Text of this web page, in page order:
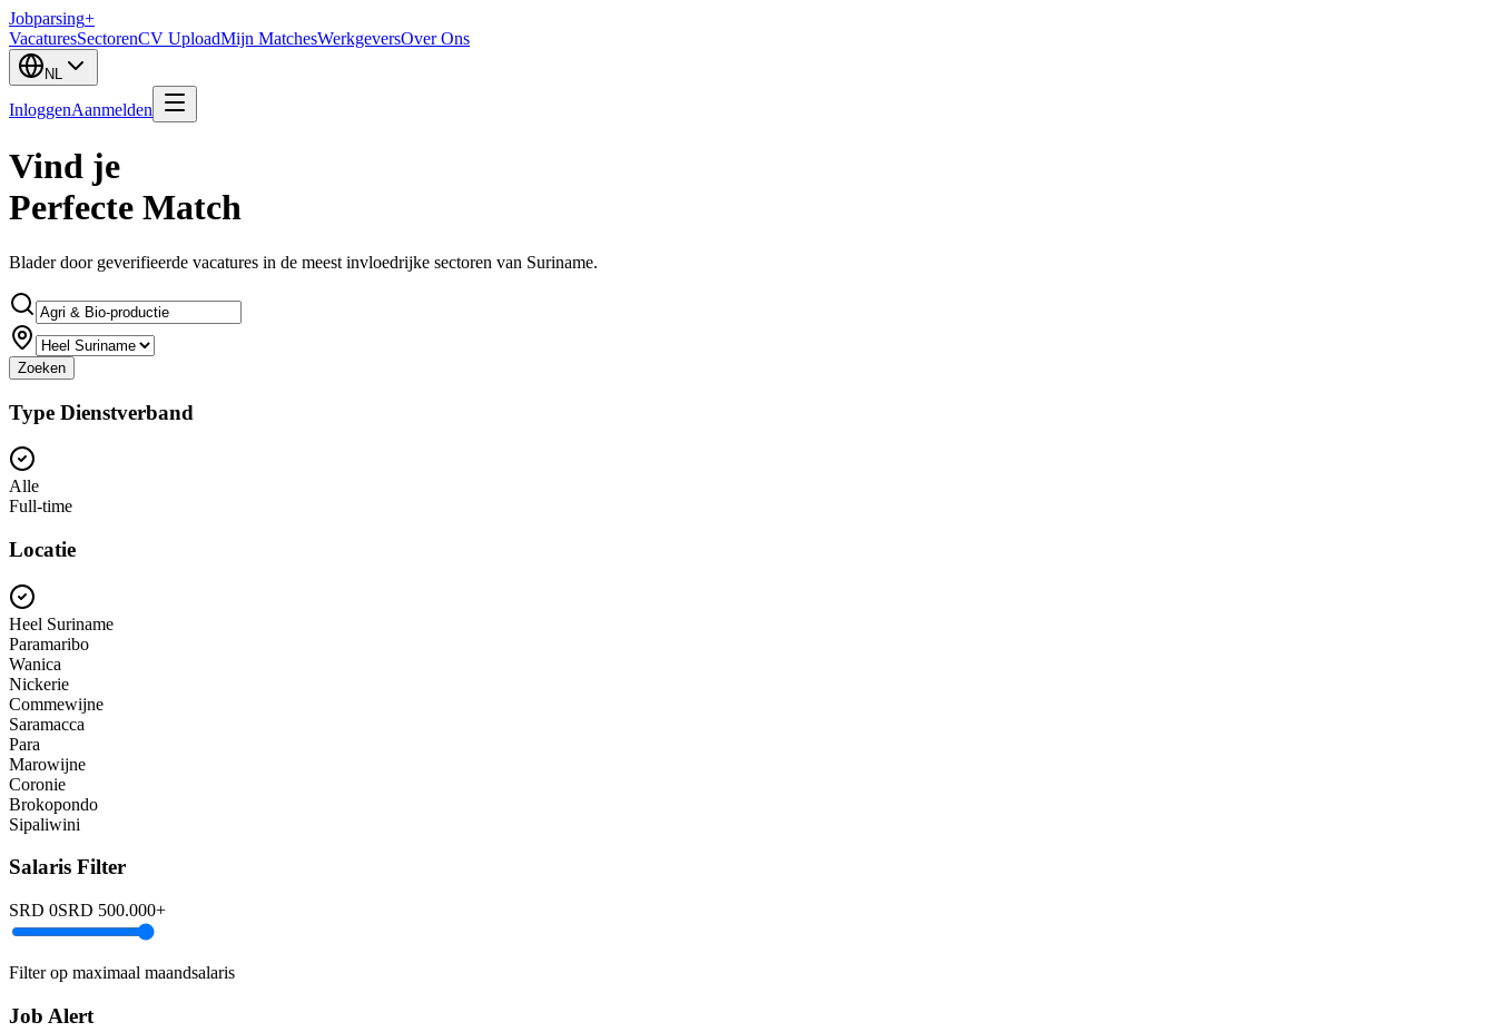
Jobparsing+
VacaturesSectorenCV UploadMijn MatchesWerkgeversOver Ons
NL
InloggenAanmelden
Vind je
Perfecte Match
Blader door geverifieerde vacatures in de meest invloedrijke sectoren van Suriname.
Zoeken
Type Dienstverband
Alle
Full-time
Locatie
Heel Suriname
Paramaribo
Wanica
Nickerie
Commewijne
Saramacca
Para
Marowijne
Coronie
Brokopondo
Sipaliwini
Salaris Filter
SRD 0SRD 500.000+
Filter op maximaal maandsalaris
Job Alert